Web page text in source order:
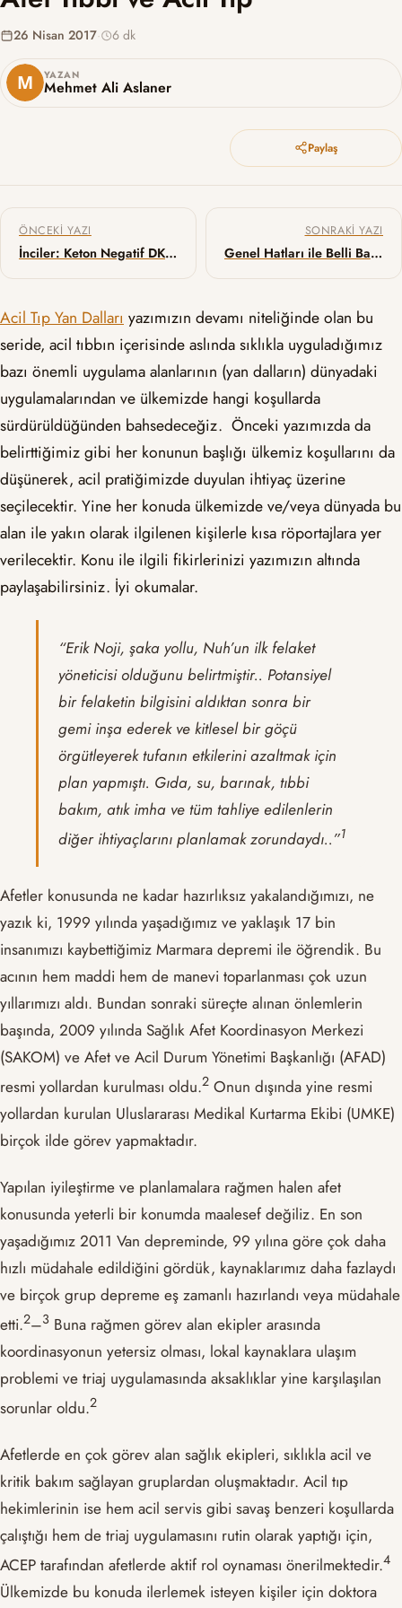
YAZAN
Mehmet Ali Aslaner
26 Nisan 2017· 6 dk
Paylaş
Yazı gezinmesi
ÖNCEKI YAZI
İnciler: Keton Negatif DKA, Nasıl?
SONRAKI YAZI
Genel Hatları ile Belli Başlı Nontrombotik Emboliler
Acil Tıp Yan Dalları yazımızın devamı niteliğinde olan bu
seride, acil tıbbın içerisinde aslında sıklıkla uyguladığımız
bazı önemli uygulama alanlarının (yan dalların) dünyadaki
uygulamalarından ve ülkemizde hangi koşullarda
sürdürüldüğünden bahsedeceğiz. Önceki yazımızda da
belirttiğimiz gibi her konunun başlığı ülkemiz koşullarını da
düşünerek, acil pratiğimizde duyulan ihtiyaç üzerine
seçilecektir. Yine her konuda ülkemizde ve/veya dünyada bu
alan ile yakın olarak ilgilenen kişilerle kısa röportajlara yer
verilecektir. Konu ile ilgili fikirlerinizi yazımızın altında
paylaşabilirsiniz. İyi okumalar.
“Erik Noji, şaka yollu, Nuh’un ilk felaket
yöneticisi olduğunu belirtmiştir.. Potansiyel
bir felaketin bilgisini aldıktan sonra bir
gemi inşa ederek ve kitlesel bir göçü
örgütleyerek tufanın etkilerini azaltmak için
plan yapmıştı. Gıda, su, barınak, tıbbi
bakım, atık imha ve tüm tahliye edilenlerin
diğer ihtiyaçlarını planlamak zorundaydı..”1
Afetler konusunda ne kadar hazırlıksız yakalandığımızı, ne
yazık ki, 1999 yılında yaşadığımız ve yaklaşık 17 bin
insanımızı kaybettiğimiz Marmara depremi ile öğrendik. Bu
acının hem maddi hem de manevi toparlanması çok uzun
yıllarımızı aldı. Bundan sonraki süreçte alınan önlemlerin
başında, 2009 yılında Sağlık Afet Koordinasyon Merkezi
(SAKOM) ve Afet ve Acil Durum Yönetimi Başkanlığı (AFAD)
resmi yollardan kurulması oldu.2 Onun dışında yine resmi
yollardan kurulan Uluslararası Medikal Kurtarma Ekibi (UMKE)
birçok ilde görev yapmaktadır.
Yapılan iyileştirme ve planlamalara rağmen halen afet
konusunda yeterli bir konumda maalesef değiliz. En son
yaşadığımız 2011 Van depreminde, 99 yılına göre çok daha
hızlı müdahale edildiğini gördük, kaynaklarımız daha fazlaydı
ve birçok grup depreme eş zamanlı hazırlandı veya müdahale
etti.2–3 Buna rağmen görev alan ekipler arasında
koordinasyonun yetersiz olması, lokal kaynaklara ulaşım
problemi ve triaj uygulamasında aksaklıklar yine karşılaşılan
sorunlar oldu.2
Afetlerde en çok görev alan sağlık ekipleri, sıklıkla acil ve
kritik bakım sağlayan gruplardan oluşmaktadır. Acil tıp
hekimlerinin ise hem acil servis gibi savaş benzeri koşullarda
çalıştığı hem de triaj uygulamasını rutin olarak yaptığı için,
ACEP tarafından afetlerde aktif rol oynaması önerilmektedir.4
Ülkemizde bu konuda ilerlemek isteyen kişiler için doktora